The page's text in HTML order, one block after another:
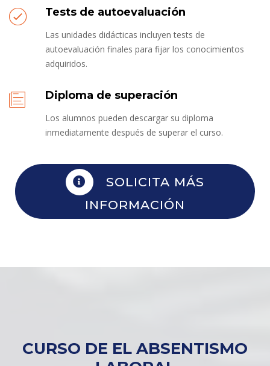
Tests de autoevaluación
Las unidades didácticas incluyen tests de
autoevaluación finales para fijar los conocimientos
adquiridos.
Diploma de superación
Los alumnos pueden descargar su diploma
inmediatamente después de superar el curso.
SOLICITA MÁS
INFORMACIÓN
CURSO DE EL ABSENTISMO